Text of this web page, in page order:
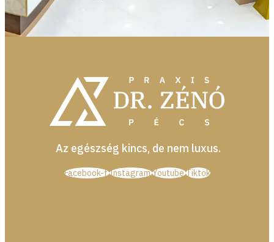
Az egészség kincs, de nem luxus.
Facebook-fInstagramYoutubeTiktok